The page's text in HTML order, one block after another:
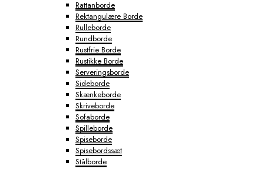
Rattanborde
Rektangulære Borde
Rulleborde
Rundborde
Rustfrie Borde
Rustikke Borde
Serveringsborde
Sideborde
Skænkeborde
Skriveborde
Sofaborde
Spilleborde
Spiseborde
Spisebordssæt
Stålborde